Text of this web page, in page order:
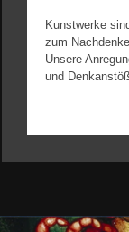
Kunstwerke
zum
Unsere
und